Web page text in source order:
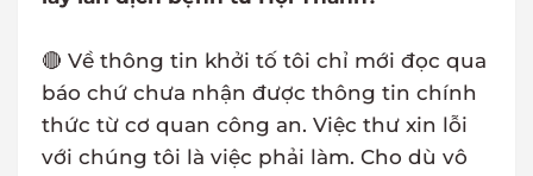
🔴 Về thông tin khởi tố tôi chỉ mới đọc qua
báo chứ chưa nhận được thông tin chính
thức từ cơ quan công an. Việc thư xin lỗi
với chúng tôi là việc phải làm. Cho dù vô